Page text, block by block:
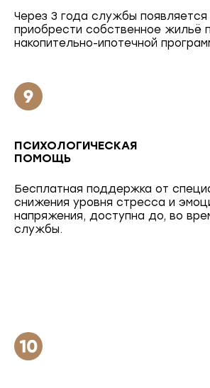
Через 3 года службы
приобрести собственное жильё
накопительно-ипотечной
ПСИХОЛОГИЧЕСКАЯ
ПОМОЩЬ
Бесплатная поддержка от
снижения уровня стресса и
напряжения, доступна до, во
службы.